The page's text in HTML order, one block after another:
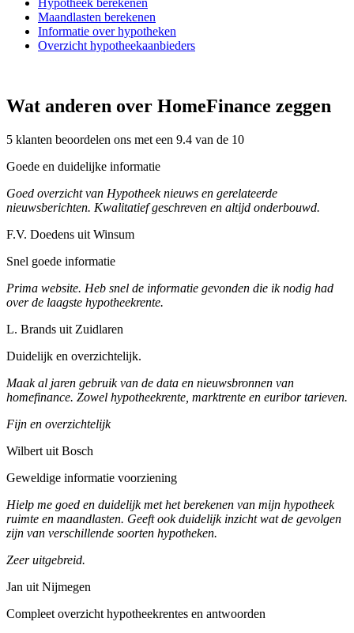
Hypotheek berekenen
Maandlasten berekenen
Informatie over hypotheken
Overzicht hypotheekaanbieders
Wat anderen over HomeFinance zeggen
5 klanten beoordelen ons met een 9.4 van de 10
Goede en duidelijke informatie
Goed overzicht van Hypotheek nieuws en gerelateerde
nieuwsberichten. Kwalitatief geschreven en altijd onderbouwd.
F.V. Doedens uit Winsum
Snel goede informatie
Prima website. Heb snel de informatie gevonden die ik nodig had
over de laagste hypotheekrente.
L. Brands uit Zuidlaren
Duidelijk en overzichtelijk.
Maak al jaren gebruik van de data en nieuwsbronnen van
homefinance. Zowel hypotheekrente, marktrente en euribor tarieven.
Fijn en overzichtelijk
Wilbert uit Bosch
Geweldige informatie voorziening
Hielp me goed en duidelijk met het berekenen van mijn hypotheek
ruimte en maandlasten. Geeft ook duidelijk inzicht wat de gevolgen
zijn van verschillende soorten hypotheken.
Zeer uitgebreid.
Jan uit Nijmegen
Compleet overzicht hypotheekrentes en antwoorden